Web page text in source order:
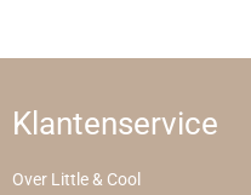
Klantenservice
Over Little & Cool